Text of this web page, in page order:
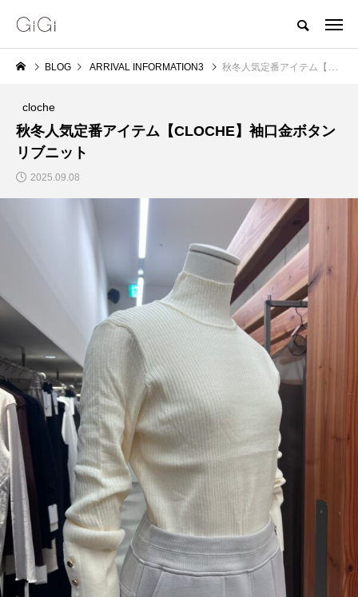
BLOG ARRIVAL INFORMATION3 秋冬人気定番アイテム【CLOCHE】袖口金ボタンリブニット
cloche
秋冬人気定番アイテム【CLOCHE】袖口金ボタン
リブニット
2025.09.08